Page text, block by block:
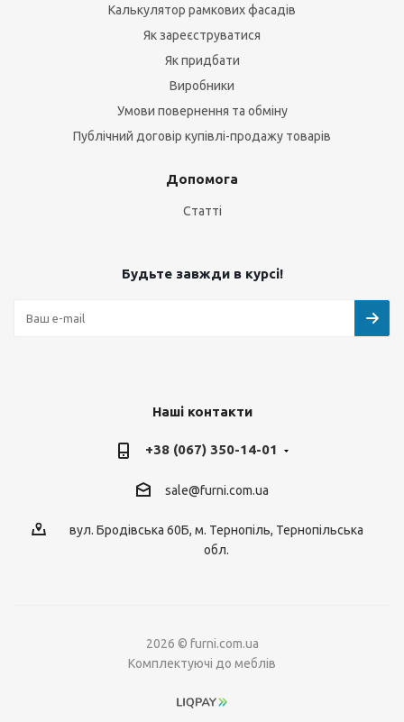
Калькулятор рамкових фасадів
Як зареєструватися
Як придбати
Виробники
Умови повернення та обміну
Публічний договір купівлі-продажу товарів
Допомога
Статті
Будьте завжди в курсі!
Наші контакти
+38 (067) 350-14-01
sale@furni.com.ua
вул. Бродівська 60Б, м. Тернопіль, Тернопільська
обл.
2026 © furni.com.ua
Комплектуючі до меблів